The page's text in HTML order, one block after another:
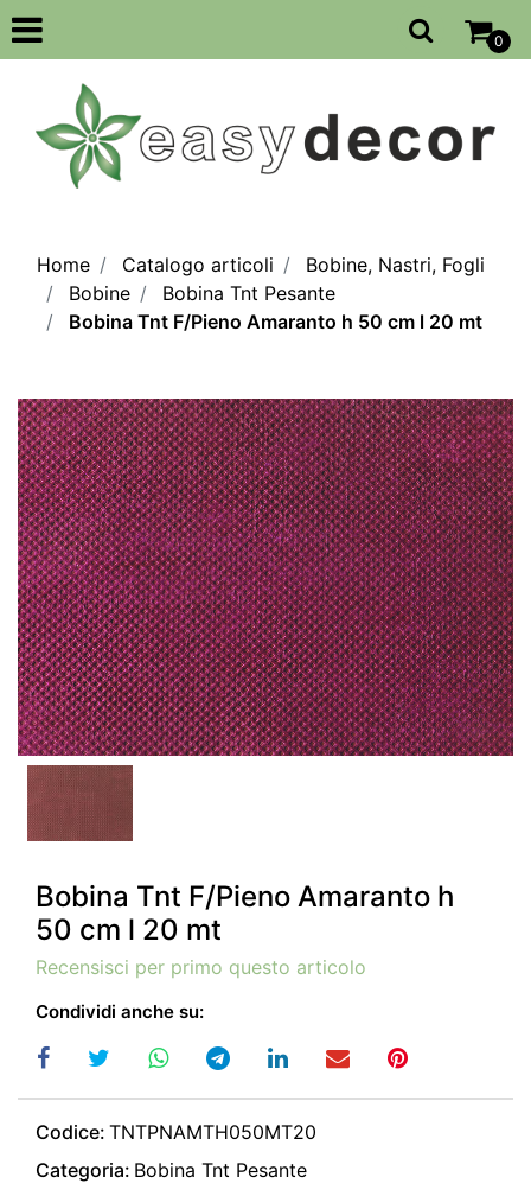
Open
0
Home Catalogo articoli
Bobine, Nastri, Fogli
Bobine
Bobina Tnt Pesante
Bobina Tnt F/Pieno Amaranto h 50 cm l 20 mt
Bobina Tnt F/Pieno Amaranto h
50 cm l 20 mt
Recensisci per primo questo articolo
Condividi anche su:
Codice: TNTPNAMTH050MT20
Categoria: Bobina Tnt Pesante